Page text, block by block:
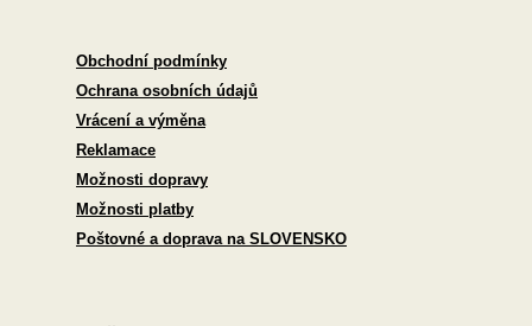
Obchodní podmínky
Ochrana osobních údajů
Vrácení a výměna
Reklamace
Možnosti dopravy
Možnosti platby
Poštovné a doprava na SLOVENSKO